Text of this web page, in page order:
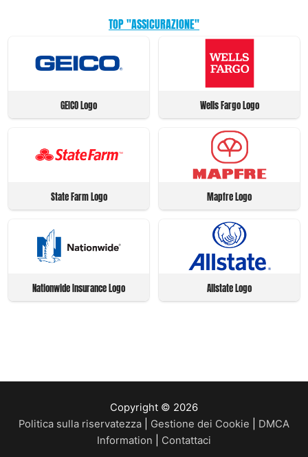
TOP "ASSICURAZIONE"
GEICO Logo Wells Fargo Logo
State Farm Logo Mapfre Logo
Nationwide Insurance Logo Allstate Logo
Copyright © 2026
Politica sulla riservatezza
Gestione dei Cookie
DMCA
Information
Contattaci